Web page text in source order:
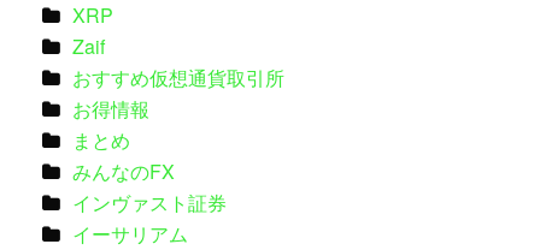
XRP
Zaif
おすすめ仮想通貨取引所
お得情報
まとめ
みんなのFX
インヴァスト証券
イーサリアム